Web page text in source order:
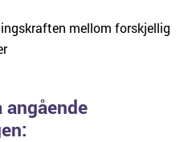
mellom forskjellig